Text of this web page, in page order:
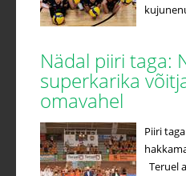
Nädal piiri taga:
superkarika
omavahel
Piiri
Teruel